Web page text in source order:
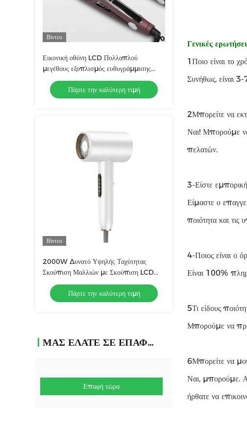
Βίντεο
Εικονική οθόνη LCD Πολλαπλού
μεγέθους εξοπλισμός ευθυγράμμισης
μαλλιών με έλεγχο αφής και τεχνολογία
θέρμανσης MCH
Πάρτε την καλύτερη τιμή
Βίντεο
2000W Δυνατό Υψηλής Ταχύτητας
Σκούπιση Μαλλιών με Σκούπιση LCD
υγρού κρύσταλλου Δείκτη αρνητικών
ιόντων Σκούπιση μαλλιών σαλόνι
Πάρτε την καλύτερη τιμή
ΜΑΣ ΕΛΆΤΕ ΣΕ ΕΠΑΦΉ ΜΕ
Επαφή τώρα
Γενικές
1Ποιο είναι το
Συνήθως, είναι
2Μπορείτε να
Ναι! Μπορούμε
πελατών.
3-Είστε εμπορική
Είμαστε ο
ποιότητα και τις
4-Ποιος είναι ο
Είναι 100%
5Τι είδους
Μπορούμε να
6Μπορείτε να
Ναι, μπορούμε.
ήρθατε να